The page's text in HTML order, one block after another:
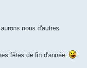
nous d'autres
fêtes de fin d'année.